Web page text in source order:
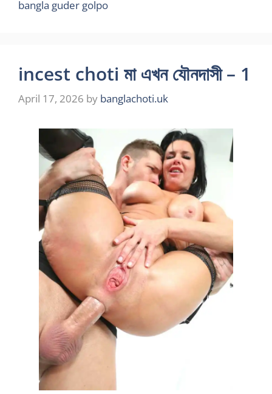
bangla guder golpo
incest choti মা এখন যৌনদাসী – 1
April 17, 2026 by banglachoti.uk